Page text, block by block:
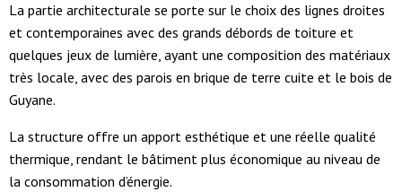
La partie architecturale se porte sur le choix des lignes droites
et contemporaines avec des grands débords de toiture et
quelques jeux de lumière, ayant une composition des matériaux
très locale, avec des parois en brique de terre cuite et le bois de
Guyane.
La structure offre un apport esthétique et une réelle qualité
thermique, rendant le bâtiment plus économique au niveau de
la consommation d’énergie.